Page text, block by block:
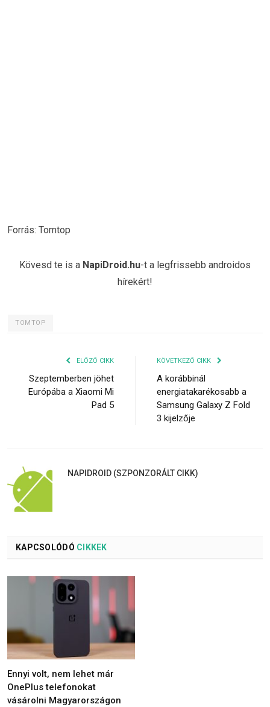
Forrás: Tomtop
Kövesd te is a NapiDroid.hu-t a legfrissebb androidos
hírekért!
TOMTOP
ELŐZŐ CIKK
Szeptemberben jöhet
Európába a Xiaomi Mi
Pad 5
KÖVETKEZŐ CIKK
A korábbinál
energiatakarékosabb a
Samsung Galaxy Z Fold
3 kijelzője
NAPIDROID (SZPONZORÁLT CIKK)
KAPCSOLÓDÓ CIKKEK
Ennyi volt, nem lehet már
OnePlus telefonokat
vásárolni Magyarországon